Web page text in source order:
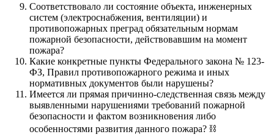
Соответствовало ли состояние объекта, инженерных
систем (электроснабжения, вентиляции) и
противопожарных преград обязательным нормам
пожарной безопасности, действовавшим на момент
пожара?
Какие конкретные пункты Федерального закона № 123-
ФЗ, Правил противопожарного режима и иных
нормативных документов были нарушены?
Имеется ли прямая причинно-следственная связь между
выявленными нарушениями требований пожарной
безопасности и фактом возникновения либо
особенностями развития данного пожара? ⛓️